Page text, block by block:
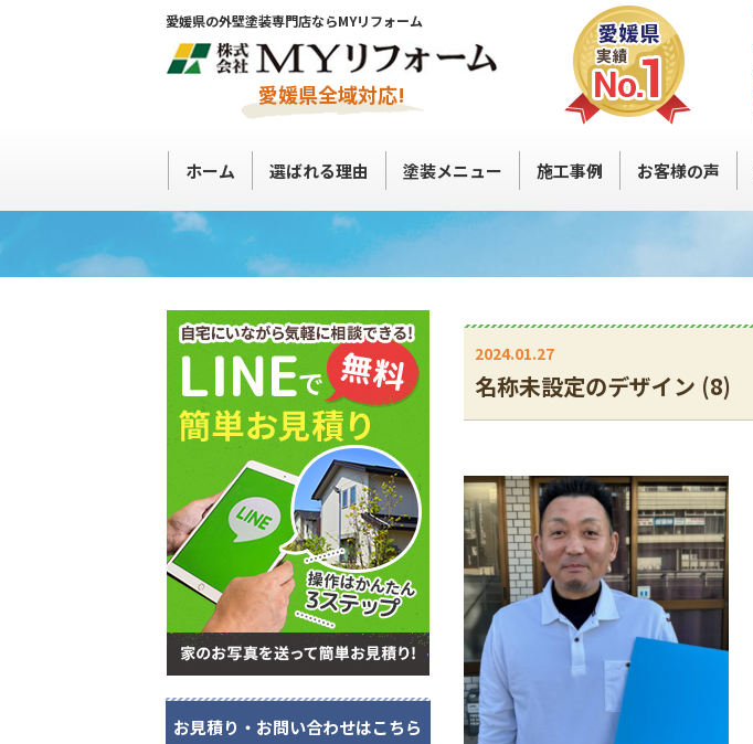
愛媛県の外壁塗装専門店ならMYリフォーム
愛媛県全域対応!
ホーム 選ばれる理由 塗装メニュー 施工事例 お客様の声
2024.01.27
名称未設定のデザイン (8)
お見積り・お問い合わせはこちら